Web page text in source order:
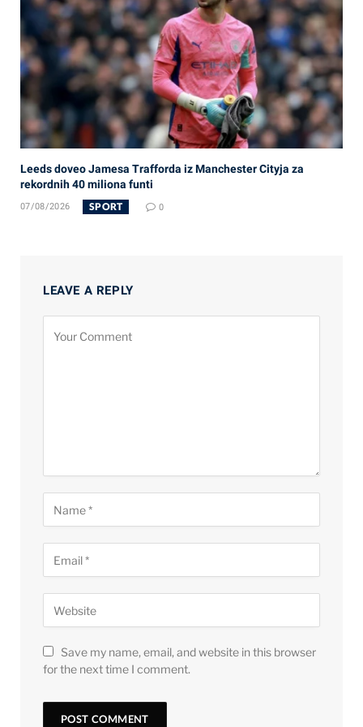
Leeds doveo Jamesa Trafforda iz Manchester Cityja za
rekordnih 40 miliona funti
07/08/2026 SPORT 0
LEAVE A REPLY
Save my name, email, and website in this browser
for the next time I comment.